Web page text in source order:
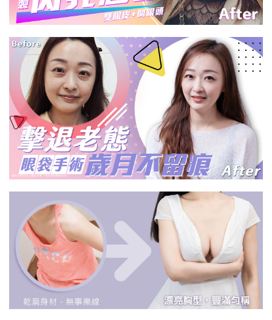
眼袋手術
複合式隆乳/果凍隆乳